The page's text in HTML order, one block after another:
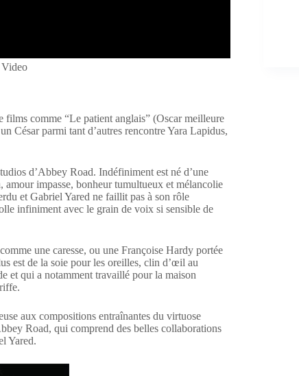
Video
films comme “Le patient anglais” (Oscar meilleure
César parmi tant d’autres rencontre Yara Lapidus,
d’Abbey Road. Indéfiniment est né d’une
amour impasse, bonheur tumultueux et mélancolie
et Gabriel Yared ne faillit pas à son rôle
infiniment avec le grain de voix si sensible de
une caresse, ou une Françoise Hardy portée
est de la soie pour les oreilles, clin d’œil au
et qui a notamment travaillé pour la maison
aux compositions entraînantes du virtuose
Road, qui comprend des belles collaborations
Yared.